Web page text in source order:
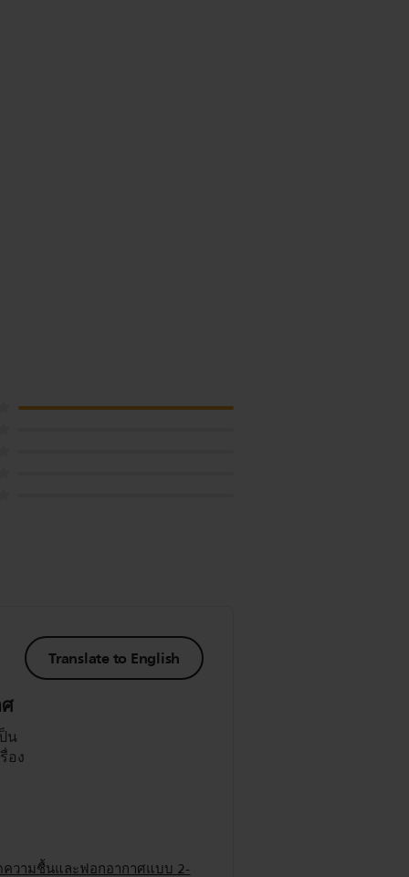
Translate to English
น
อง
ความชื้นและฟอกอากาศแบบ 2-